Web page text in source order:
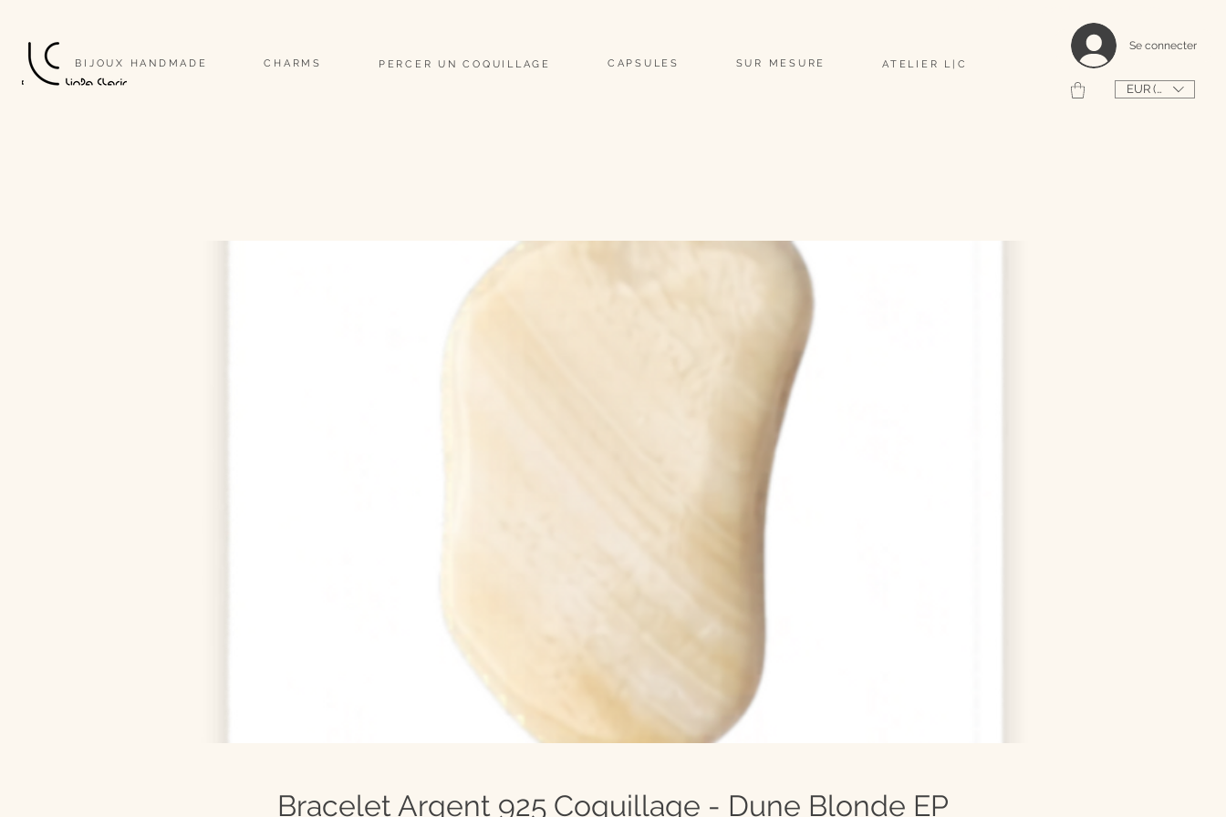
BIJOUX HANDMADE CHARMS PERCER UN COQUILLAGE CAPSULES SUR MESURE ATELIER L|C
Se connecter
EUR (€)
Bracelet Argent 925 Coquillage - Dune Blonde EP